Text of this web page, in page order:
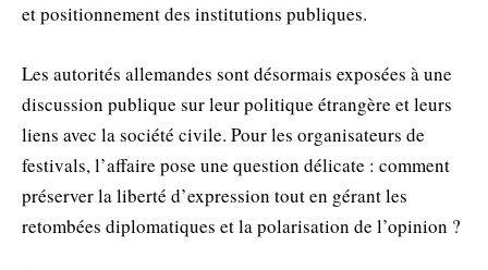
et positionnement des institutions publiques.
Les autorités allemandes sont désormais exposées à une
discussion publique sur leur politique étrangère et leurs
liens avec la société civile. Pour les organisateurs de
festivals, l’affaire pose une question délicate : comment
préserver la liberté d’expression tout en gérant les
retombées diplomatiques et la polarisation de l’opinion ?